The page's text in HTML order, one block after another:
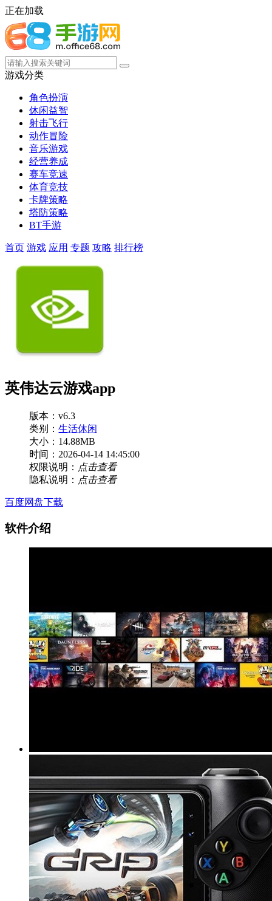
正在加载
游戏分类
角色扮演
休闲益智
射击飞行
动作冒险
音乐游戏
经营养成
赛车竞速
体育竞技
卡牌策略
塔防策略
BT手游
首页 游戏 应用 专题 攻略 排行榜
英伟达云游戏app
版本：v6.3
类别： 生活休闲
大小：14.88MB
时间：2026-04-14 14:45:00
权限说明： 点击查看
隐私说明： 点击查看
百度网盘下载
软件介绍